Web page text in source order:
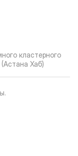
кластерного
Хаб)
.